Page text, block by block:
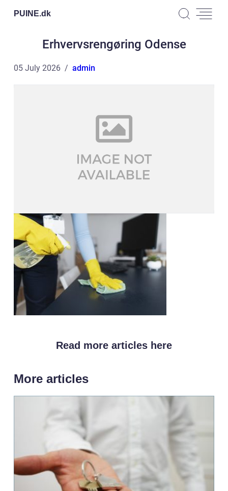
PUINE.dk
Erhvervsrengøring Odense
05 July 2026 admin
Read more articles here
More articles